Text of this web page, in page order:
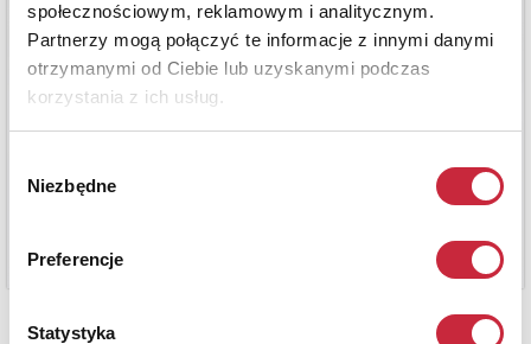
społecznościowym, reklamowym i analitycznym.
Partnerzy mogą połączyć te informacje z innymi danymi
otrzymanymi od Ciebie lub uzyskanymi podczas
korzystania z ich usług.
zgody
Niezbędne
Preferencje
Statystyka